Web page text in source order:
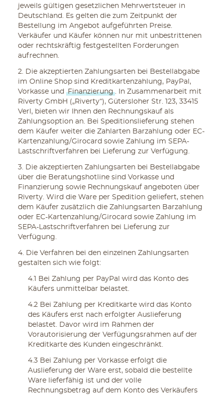
jeweils gültigen gesetzlichen Mehrwertsteuer in
Deutschland. Es gelten die zum Zeitpunkt der
Bestellung im Angebot aufgeführten Preise.
Verkäufer und Käufer können nur mit unbestrittenen
oder rechtskräftig festgestellten Forderungen
aufrechnen.
2. Die akzeptierten Zahlungsarten bei Bestellabgabe
im Online Shop sind Kreditkartenzahlung, PayPal,
Vorkasse und Finanzierung . In Zusammenarbeit mit
Riverty GmbH („Riverty“), Gütersloher Str. 123, 33415
Verl, bieten wir Ihnen den Rechnungskauf als
Zahlungsoption an. Bei Speditionslieferung stehen
dem Käufer weiter die Zahlarten Barzahlung oder EC-
Kartenzahlung/Girocard sowie Zahlung im SEPA-
Lastschriftverfahren bei Lieferung zur Verfügung.
3. Die akzeptierten Zahlungsarten bei Bestellabgabe
über die Beratungshotline sind Vorkasse und
Finanzierung sowie Rechnungskauf angeboten über
Riverty. Wird die Ware per Spedition geliefert, stehen
dem Käufer zusätzlich die Zahlungsarten Barzahlung
oder EC-Kartenzahlung/Girocard sowie Zahlung im
SEPA-Lastschriftverfahren bei Lieferung zur
Verfügung.
4. Die Verfahren bei den einzelnen Zahlungsarten
gestalten sich wie folgt:
4.1 Bei Zahlung per PayPal wird das Konto des
Käufers unmittelbar belastet.
4.2 Bei Zahlung per Kreditkarte wird das Konto
des Käufers erst nach erfolgter Auslieferung
belastet. Davor wird im Rahmen der
Vorautorisierung der Verfügungsrahmen auf der
Kreditkarte des Kunden eingeschränkt.
4.3 Bei Zahlung per Vorkasse erfolgt die
Auslieferung der Ware erst, sobald die bestellte
Ware lieferfähig ist und der volle
Rechnungsbetrag auf dem Konto des Verkäufers